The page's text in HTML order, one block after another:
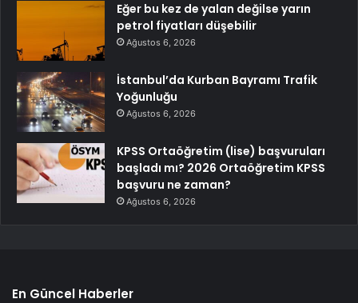
Eğer bu kez de yalan değilse yarın
petrol fiyatları düşebilir
Ağustos 6, 2026
İstanbul’da Kurban Bayramı Trafik
Yoğunluğu
Ağustos 6, 2026
KPSS Ortaöğretim (lise) başvuruları
başladı mı? 2026 Ortaöğretim KPSS
başvuru ne zaman?
Ağustos 6, 2026
En Güncel Haberler